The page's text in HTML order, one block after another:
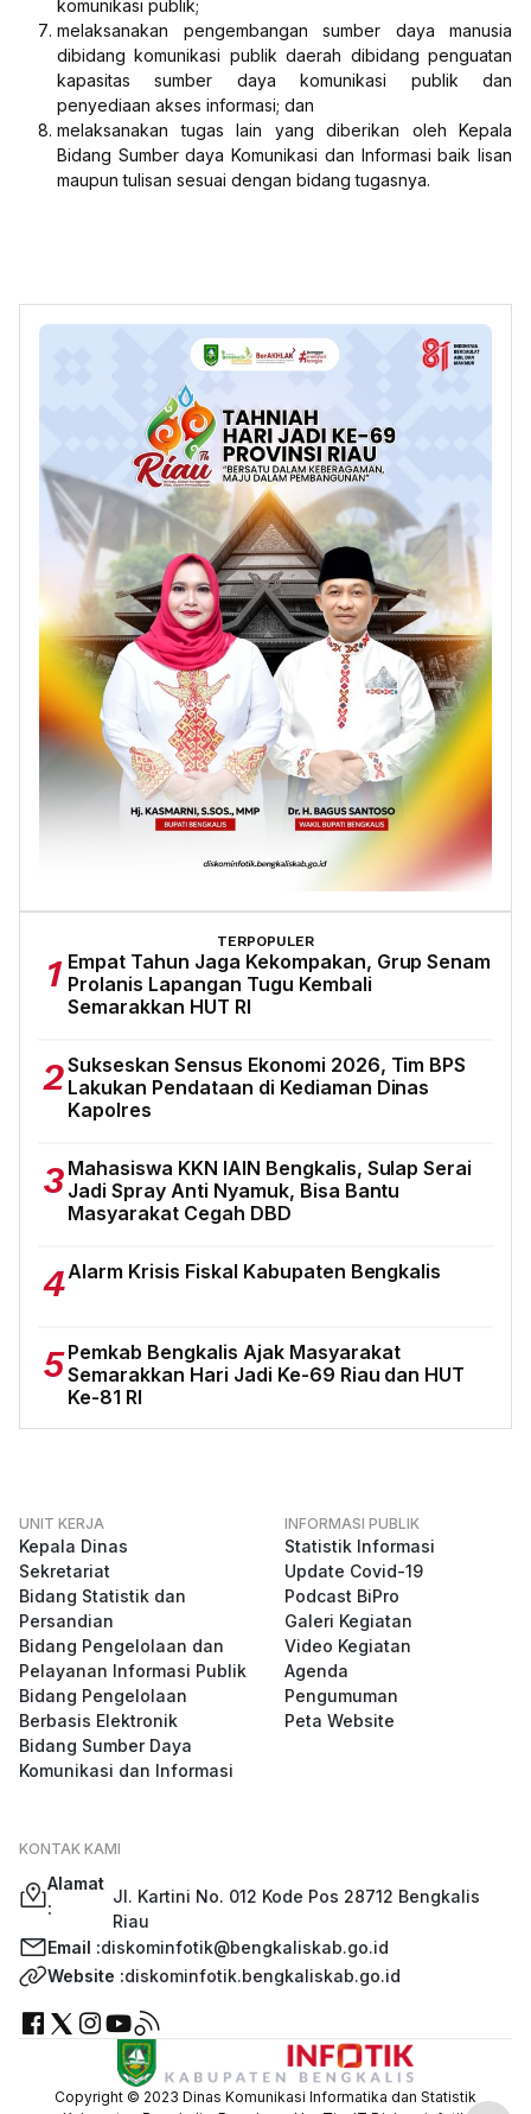
komunikasi publik;
melaksanakan pengembangan sumber daya manusia
dibidang komunikasi publik daerah dibidang penguatan
kapasitas sumber daya komunikasi publik dan
penyediaan akses informasi; dan
melaksanakan tugas lain yang diberikan oleh Kepala
Bidang Sumber daya Komunikasi dan Informasi baik lisan
maupun tulisan sesuai dengan bidang tugasnya.
TERPOPULER
1 Empat Tahun Jaga Kekompakan, Grup Senam
Prolanis Lapangan Tugu Kembali
Semarakkan HUT RI
2Sukseskan Sensus Ekonomi 2026, Tim BPS
Lakukan Pendataan di Kediaman Dinas
Kapolres
3 Mahasiswa KKN IAIN Bengkalis, Sulap Serai
Jadi Spray Anti Nyamuk, Bisa Bantu
Masyarakat Cegah DBD
4Alarm Krisis Fiskal Kabupaten Bengkalis
5 Pemkab Bengkalis Ajak Masyarakat
Semarakkan Hari Jadi Ke-69 Riau dan HUT
Ke-81 RI
UNIT KERJA
Kepala Dinas
Sekretariat
Bidang Statistik dan
Persandian
Bidang Pengelolaan dan
Pelayanan Informasi Publik
Bidang Pengelolaan
Berbasis Elektronik
Bidang Sumber Daya
Komunikasi dan Informasi
INFORMASI PUBLIK
Statistik Informasi
Update Covid-19
Podcast BiPro
Galeri Kegiatan
Video Kegiatan
Agenda
Pengumuman
Peta Website
KONTAK KAMI
Alamat
:
Jl. Kartini No. 012 Kode Pos 28712 Bengkalis
Riau
Email :diskominfotik@bengkaliskab.go.id
Website :diskominfotik.bengkaliskab.go.id
Copyright © 2023 Dinas Komunikasi Informatika dan Statistik